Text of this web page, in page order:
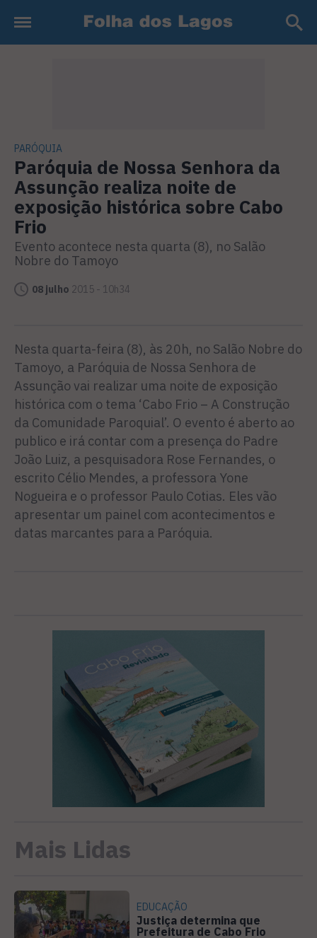
PARÓQUIA
Paróquia de Nossa Senhora da
Assunção realiza noite de
exposição histórica sobre Cabo
Frio
Evento acontece nesta quarta (8), no Salão
Nobre do Tamoyo
08 julho 2015 - 10h34
Nesta quarta-feira (8), às 20h, no Salão Nobre do
Tamoyo, a Paróquia de Nossa Senhora de
Assunção vai realizar uma noite de exposição
histórica com o tema ‘Cabo Frio – A Construção
da Comunidade Paroquial’. O evento é aberto ao
publico e irá contar com a presença do Padre
João Luiz, a pesquisadora Rose Fernandes, o
escrito Célio Mendes, a professora Yone
Nogueira e o professor Paulo Cotias. Eles vão
apresentar um painel com acontecimentos e
datas marcantes para a Paróquia.
Mais Lidas
EDUCAÇÃO
Justiça determina que
Prefeitura de Cabo Frio